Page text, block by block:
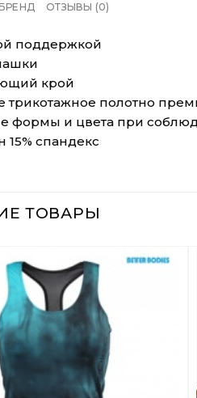
БРЕНД ОТЗЫВЫ (0)
поддержкой
крой
трикотажное полотно
формы и цвета при
15% спандекс
ТОВАРЫ